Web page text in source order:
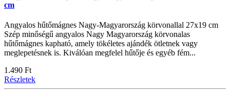
cm
Angyalos hűtőmágnes Nagy-Magyarország körvonallal 27x19 cm
Szép minőségű angyalos Nagy Magyarország körvonalas
hűtőmágnes kapható, amely tökéletes ajándék ötletnek vagy
meglepetésnek is. Kiválóan megfelel hűtője és egyéb fém...
1.490 Ft
Részletek